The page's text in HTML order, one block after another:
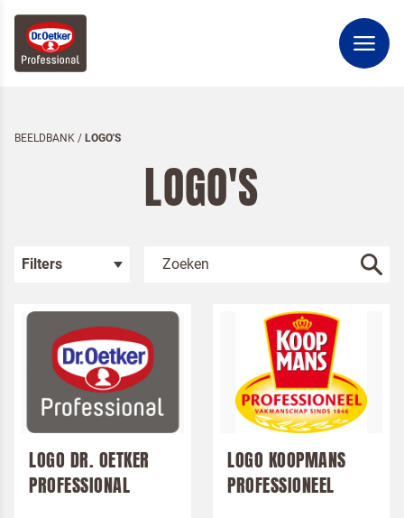
BEELDBANK / LOGO'S
LOGO'S
Filters
Kies je categorie
Sfeerbeelden
Bakken
Desserts
Pizza
Pannenkoek
Packshots
Alsa
Dr. Oetker Professional
Koopmans Professioneel
Logo's
LOGO DR. OETKER
PROFESSIONAL
LOGO KOOPMANS
PROFESSIONEEL